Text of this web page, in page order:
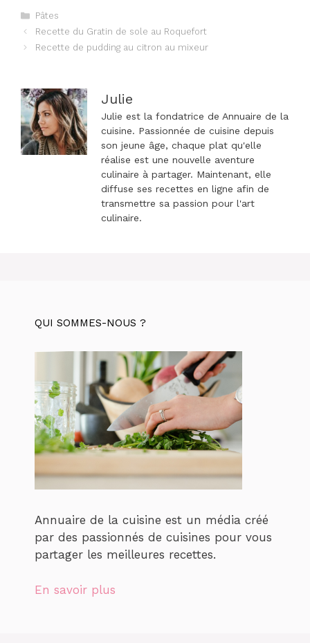
Catégories
Pâtes
Navigation
des
Recette du Gratin de sole au Roquefort
Recette de pudding au citron au mixeur
Julie
Julie est la fondatrice de Annuaire de la
cuisine. Passionnée de cuisine depuis
son jeune âge, chaque plat qu'elle
réalise est une nouvelle aventure
culinaire à partager. Maintenant, elle
diffuse ses recettes en ligne afin de
transmettre sa passion pour l'art
culinaire.
QUI SOMMES-NOUS ?
Annuaire de la cuisine est un média créé
par des passionnés de cuisines pour vous
partager les meilleures recettes.
En savoir plus